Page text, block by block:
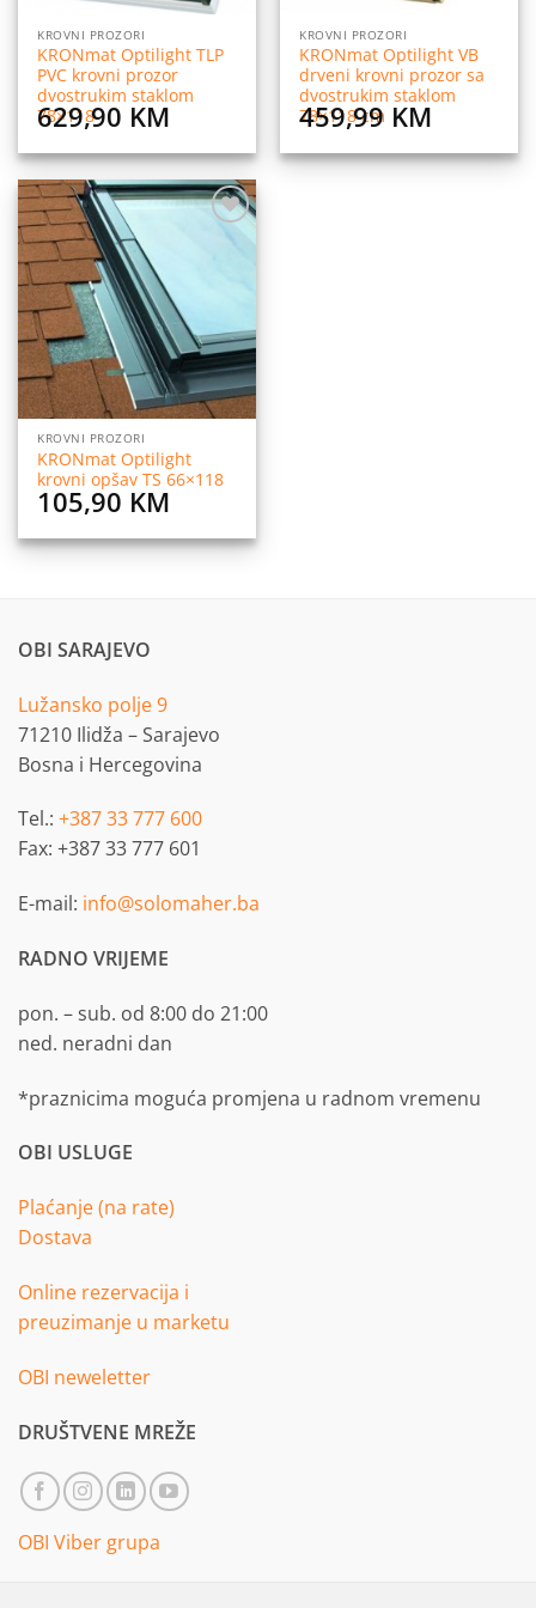
KROVNI PROZORI
KRONmat Optilight TLP
PVC krovni prozor
dvostrukim staklom
78×118
629,90 KM
KROVNI PROZORI
KRONmat Optilight VB
drveni krovni prozor sa
dvostrukim staklom
78×118 cm
459,99 KM
Dodaj
KROVNI PROZORI
KRONmat Optilight
krovni opšav TS 66×118
105,90 KM
OBI SARAJEVO
Lužansko polje 9
71210 Ilidža – Sarajevo
Bosna i Hercegovina
Tel.: +387 33 777 600
Fax: +387 33 777 601
E-mail: info@solomaher.ba
RADNO VRIJEME
pon. – sub. od 8:00 do 21:00
ned. neradni dan
*praznicima moguća promjena u radnom vremenu
OBI USLUGE
Plaćanje (na rate)
Dostava
Online rezervacija i
preuzimanje u marketu
OBI neweletter
DRUŠTVENE MREŽE
OBI Viber grupa